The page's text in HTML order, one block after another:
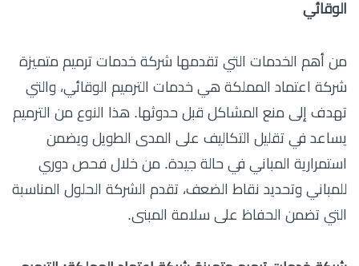
الوقائي
من أهم الخدمات التي تقدمها شركة خدمات ترميم متميزة
شركة اعتماد المملكة هي خدمات الترميم الوقائي، والتي
تهدف إلى منع المشاكل قبل حدوثها. هذا النوع من الترميم
يساعد في تقليل التكاليف على المدى الطويل ويضمن
استمرارية المباني في حالة جيدة. من خلال فحص دوري
للمباني وتحديد نقاط الضعف، تقدم الشركة الحلول المناسبة
التي تضمن الحفاظ على سلامة المبنى.